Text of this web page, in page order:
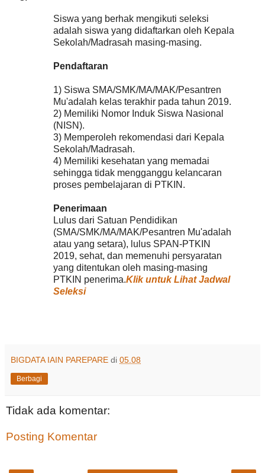
Siswa yang berhak mengikuti seleksi
adalah siswa yang didaftarkan oleh Kepala
Sekolah/Madrasah masing-masing.
Pendaftaran
1) Siswa SMA/SMK/MA/MAK/Pesantren
Mu'adalah kelas terakhir pada tahun 2019.
2) Memiliki Nomor Induk Siswa Nasional
(NISN).
3) Memperoleh rekomendasi dari Kepala
Sekolah/Madrasah.
4) Memiliki kesehatan yang memadai
sehingga tidak mengganggu kelancaran
proses pembelajaran di PTKIN.
Penerimaan
Lulus dari Satuan Pendidikan
(SMA/SMK/MA/MAK/Pesantren Mu'adalah
atau yang setara), lulus SPAN-PTKIN
2019, sehat, dan memenuhi persyaratan
yang ditentukan oleh masing-masing
PTKIN penerima.Klik untuk Lihat Jadwal
Seleksi
BIGDATA IAIN PAREPARE di 05.08
Berbagi
Tidak ada komentar:
Posting Komentar